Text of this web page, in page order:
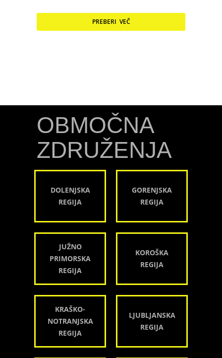
PREBERI VEČ
OBMOČNA
ZDRUŽENJA
DOLENJSKA
REGIJA
GORENJSKA
REGIJA
JUŽNO
PRIMORSKA
REGIJA
KOROŠKA
REGIJA
KRAŠKO-
NOTRANJSKA
REGIJA
LJUBLJANSKA
REGIJA